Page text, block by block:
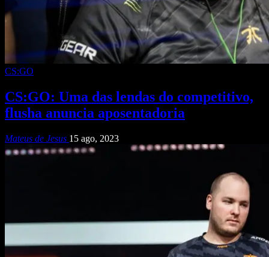
CS:GO
CS:GO: Uma das lendas do competitivo,
flusha anuncia aposentadoria
Mateus de Jesus 15 ago, 2023